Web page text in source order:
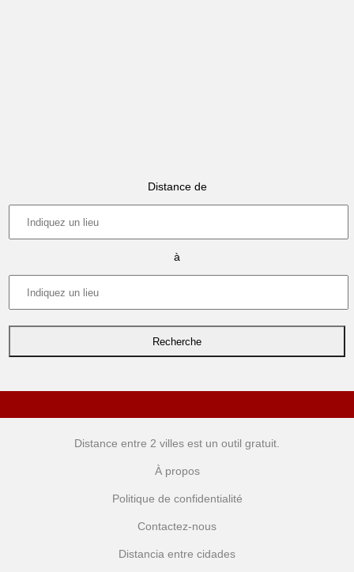
Distance de
à
Distance entre 2 villes est un outil gratuit.
À propos
Politique de confidentialité
Contactez-nous
Distancia entre cidades